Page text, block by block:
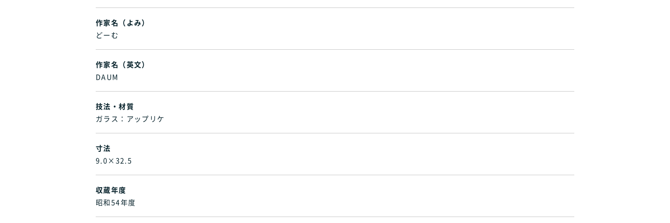
作家名（よみ）
どーむ
作家名（英文）
DAUM
技法・材質
ガラス：アップリケ
寸法
9.0×32.5
収蔵年度
昭和54年度